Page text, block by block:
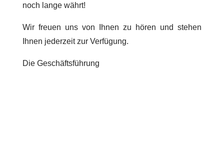
noch lange währt!
Wir freuen uns von Ihnen zu hören und stehen
Ihnen jederzeit zur Verfügung.
Die Geschäftsführung